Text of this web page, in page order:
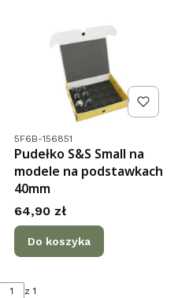
Kod produktu
5F6B-156851
Pudełko S&S Small na
modele na podstawkach
40mm
Cena
64,90 zł
Do koszyka
z 1